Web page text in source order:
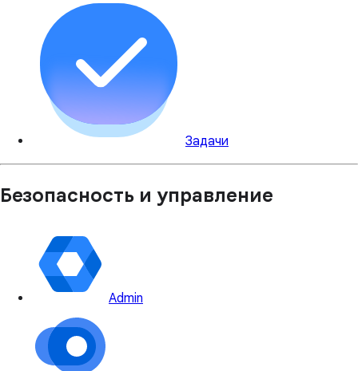
Задачи
Безопасность и управление
Admin